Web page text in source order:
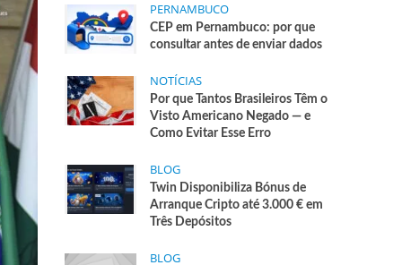
PERNAMBUCO
CEP em Pernambuco: por que
consultar antes de enviar dados
NOTÍCIAS
Por que Tantos Brasileiros Têm o
Visto Americano Negado — e
Como Evitar Esse Erro
BLOG
Twin Disponibiliza Bónus de
Arranque Cripto até 3.000 € em
Três Depósitos
BLOG